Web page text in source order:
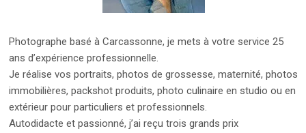
Photographe basé à Carcassonne, je mets à votre service 25
ans d’expérience professionnelle.
Je réalise vos portraits, photos de grossesse, maternité, photos
immobilières, packshot produits, photo culinaire en studio ou en
extérieur pour particuliers et professionnels.
Autodidacte et passionné, j’ai reçu trois grands prix